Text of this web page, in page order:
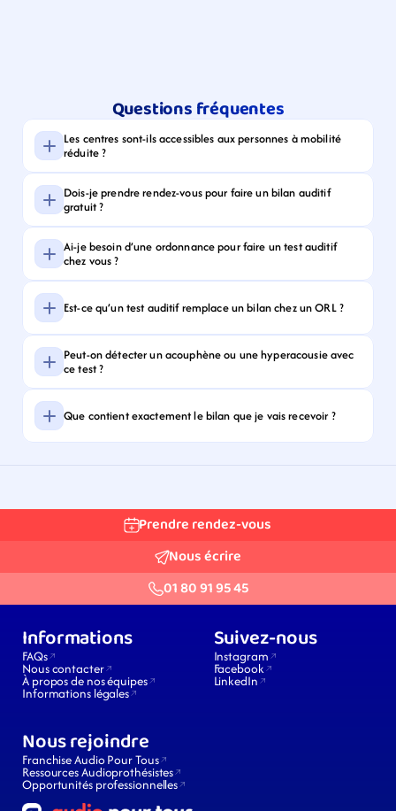
Questions fréquentes
Les centres sont-ils accessibles aux personnes à mobilité
réduite ?
Dois-je prendre rendez-vous pour faire un bilan auditif
gratuit ?
Ai-je besoin d’une ordonnance pour faire un test auditif
chez vous ?
Est-ce qu’un test auditif remplace un bilan chez un ORL ?
Peut-on détecter un acouphène ou une hyperacousie avec
ce test ?
Que contient exactement le bilan que je vais recevoir ?
Prendre rendez-vous
Nous écrire
01 80 91 95 45
Informations
FAQs
Nous contacter
À propos de nos équipes
Informations légales
Suivez-nous
Instagram
Facebook
LinkedIn
Nous rejoindre
Franchise Audio Pour Tous
Ressources Audioprothésistes
Opportunités professionnelles